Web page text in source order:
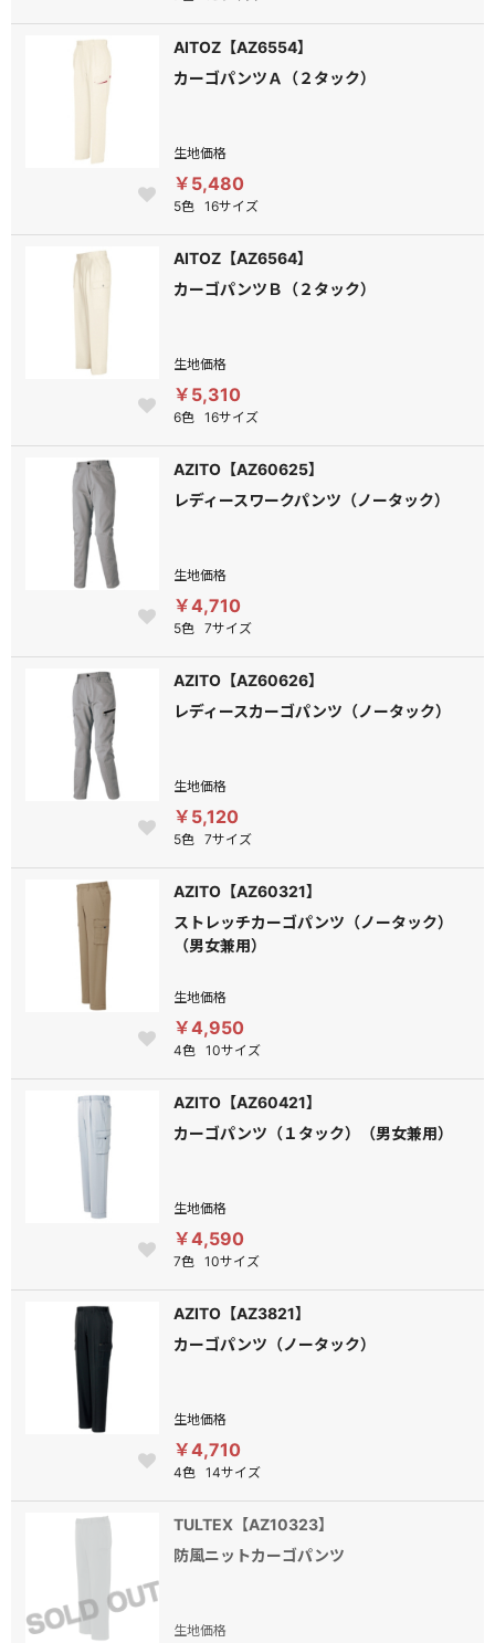
AITOZ【AZ6554】
カーゴパンツＡ（２タック）
生地価格
￥5,480
5色 16サイズ
AITOZ【AZ6564】
カーゴパンツＢ（２タック）
生地価格
￥5,310
6色 16サイズ
AZITO【AZ60625】
レディースワークパンツ（ノータック）
生地価格
￥4,710
5色 7サイズ
AZITO【AZ60626】
レディースカーゴパンツ（ノータック）
生地価格
￥5,120
5色 7サイズ
AZITO【AZ60321】
ストレッチカーゴパンツ（ノータック）
（男女兼用）
生地価格
￥4,950
4色 10サイズ
AZITO【AZ60421】
カーゴパンツ（１タック）（男女兼用）
生地価格
￥4,590
7色 10サイズ
AZITO【AZ3821】
カーゴパンツ（ノータック）
生地価格
￥4,710
4色 14サイズ
TULTEX【AZ10323】
防風ニットカーゴパンツ
生地価格